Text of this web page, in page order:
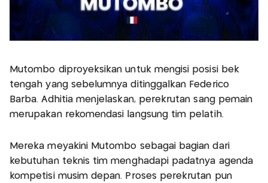
Mutombo diproyeksikan untuk mengisi posisi bek
tengah yang sebelumnya ditinggalkan Federico
Barba. Adhitia menjelaskan, perekrutan sang pemain
merupakan rekomendasi langsung tim pelatih.
Mereka meyakini Mutombo sebagai bagian dari
kebutuhan teknis tim menghadapi padatnya agenda
kompetisi musim depan. Proses perekrutan pun